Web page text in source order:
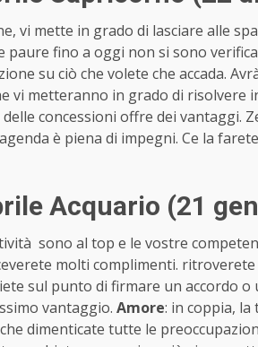
vi mette in grado di lasciare alle
paure fino a oggi non si sono
su ciò che volete che accada.
vi metteranno in grado di risolvere
concessioni offre dei vantaggi.
è piena di impegni. Ce la
Acquario (21
sono al top e le vostre
molti complimenti.
sul punto di firmare un accordo
vantaggio. Amore: in coppia,
dimenticate tutte le